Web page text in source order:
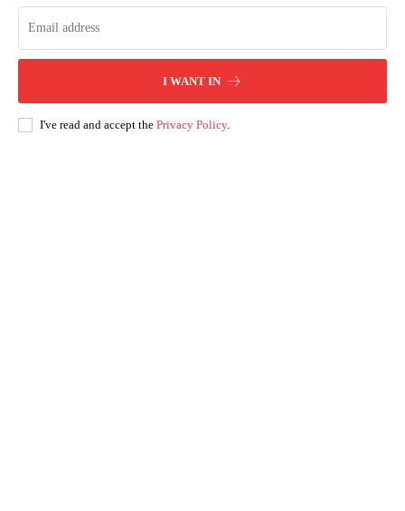
I WANT IN
I've read and accept the Privacy Policy.